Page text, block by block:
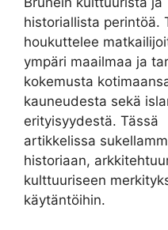
historiallista perintöä.
houkuttelee
ympäri maailmaa ja
kokemusta
kauneudesta sekä
erityisyydestä. Tässä
artikkelissa
historiaan,
kulttuuriseen
käytäntöihin.